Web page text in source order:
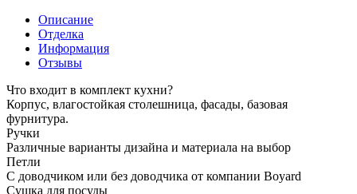
Описание
Отделка
Информация
Отзывы
Что входит в комплект кухни?
Корпус, влагостойкая столешница, фасады, базовая
фурнитура.
Ручки
Различные варианты дизайна и материала на выбор
Петли
С доводчиком или без доводчика от компании Boyard
Сушка для посуды